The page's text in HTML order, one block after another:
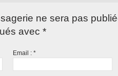
ne sera pas
avec *
Email :*